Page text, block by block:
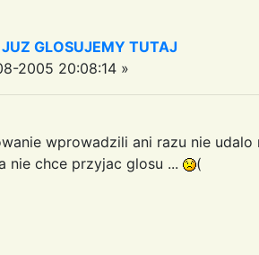
GLOSUJEMY TUTAJ
2005 20:08:14 »
wprowadzili ani razu nie udalo
nie chce przyjac glosu ...
(